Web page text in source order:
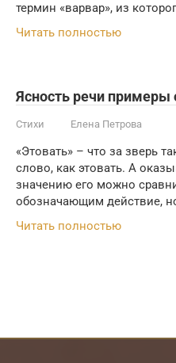
термин «варвар», из
Читать полностью
Ясность речи примеры
Стихи Елена Петрова
«Этовать» – что за зверь
слово, как этовать. А
значению его можно
обозначающим действие,
Читать полностью